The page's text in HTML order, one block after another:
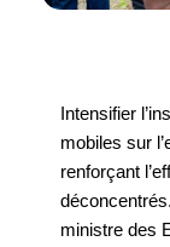
Intensifier
mobiles sur
renforçant
ministre des